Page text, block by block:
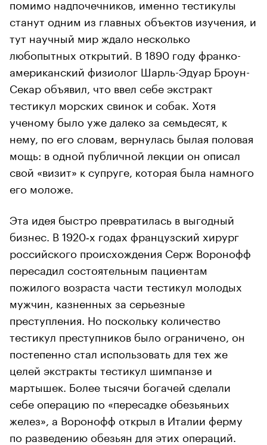
помимо надпочечников, именно тестикулы
станут одним из главных объектов изучения, и
тут научный мир ждало несколько
любопытных открытий. В 1890 году франко-
американский физиолог Шарль-Эдуар Броун-
Секар объявил, что ввел себе экстракт
тестикул морских свинок и собак. Хотя
ученому было уже далеко за семьдесят, к
нему, по его словам, вернулась былая половая
мощь: в одной публичной лекции он описал
свой «визит» к супруге, которая была намного
его моложе.
Эта идея быстро превратилась в выгодный
бизнес. В 1920‑х годах французский хирург
российского происхождения Серж Воронофф
пересадил состоятельным пациентам
пожилого возраста части тестикул молодых
мужчин, казненных за серьезные
преступления. Но поскольку количество
тестикул преступников было ограничено, он
постепенно стал использовать для тех же
целей экстракты тестикул шимпанзе и
мартышек. Более тысячи богачей сделали
себе операцию по «пересадке обезьяньих
желез», а Воронофф открыл в Италии ферму
по разведению обезьян для этих операций.